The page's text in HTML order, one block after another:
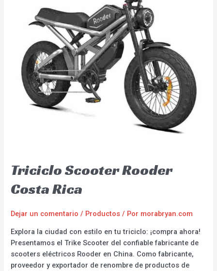
Triciclo Scooter Rooder
Costa Rica
Dejar un comentario / Productos / Por morabryan.com
Explora la ciudad con estilo en tu triciclo: ¡compra ahora!
Presentamos el Trike Scooter del confiable fabricante de
scooters eléctricos Rooder en China. Como fabricante,
proveedor y exportador de renombre de productos de